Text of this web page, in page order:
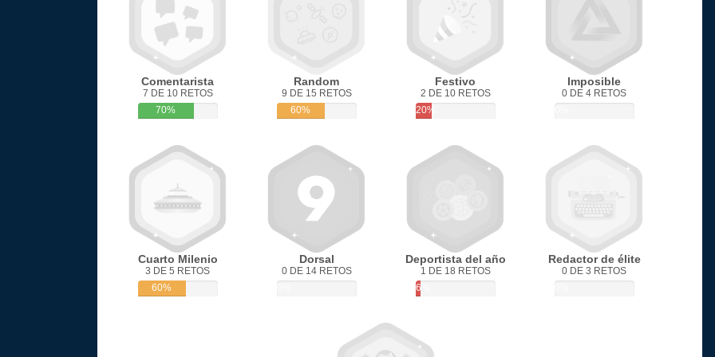
Comentarista
7 DE 10 RETOS
70%
Random
9 DE 15 RETOS
60%
Festivo
2 DE 10 RETOS
20%
Imposible
0 DE 4 RETOS
Cuarto Milenio
3 DE 5 RETOS
60%
Dorsal
0 DE 14 RETOS
Deportista del año
1 DE 18 RETOS
6%
Redactor de élite
0 DE 3 RETOS